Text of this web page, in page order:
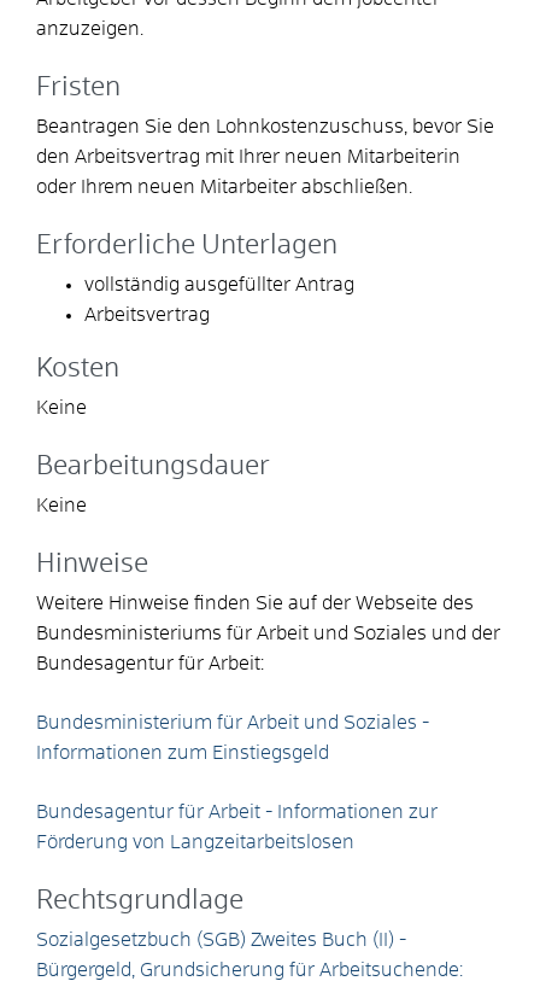
anzuzeigen.
Fristen
Beantragen Sie den Lohnkostenzuschuss, bevor Sie
den Arbeitsvertrag mit Ihrer neuen Mitarbeiterin
oder Ihrem neuen Mitarbeiter abschließen.
Erforderliche Unterlagen
vollständig ausgefüllter Antrag
Arbeitsvertrag
Kosten
Keine
Bearbeitungsdauer
Keine
Hinweise
Weitere Hinweise finden Sie auf der Webseite des
Bundesministeriums für Arbeit und Soziales und der
Bundesagentur für Arbeit:
Bundesministerium für Arbeit und Soziales -
Informationen zum Einstiegsgeld
Bundesagentur für Arbeit - Informationen zur
Förderung von Langzeitarbeitslosen
Rechtsgrundlage
Sozialgesetzbuch (SGB) Zweites Buch (II) -
Bürgergeld, Grundsicherung für Arbeitsuchende: